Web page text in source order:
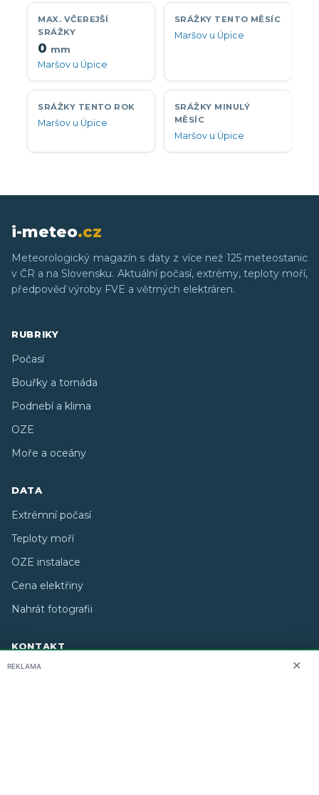
MAX. VČEREJŠÍ
SRÁŽKY
0 mm
Maršov u Úpice
SRÁŽKY TENTO MĚSÍC
Maršov u Úpice
SRÁŽKY TENTO ROK
Maršov u Úpice
SRÁŽKY MINULÝ
MĚSÍC
Maršov u Úpice
i-meteo.cz
Meteorologický magazín s daty z více než 125 meteostanic
v ČR a na Slovensku. Aktuální počasí, extrémy, teploty moří,
předpověď výroby FVE a větrných elektráren.
RUBRIKY
Počasí
Bouřky a tornáda
Podnebí a klima
OZE
Moře a oceány
DATA
Extrémní počasí
Teploty moří
OZE instalace
Cena elektřiny
Nahrát fotografii
KONTAKT
O nás
REKLAMA ✕